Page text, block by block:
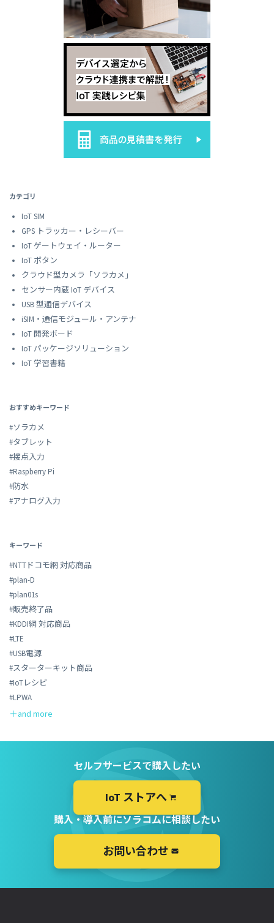
カテゴリ
IoT SIM
GPS トラッカー・レシーバー
IoT ゲートウェイ・ルーター
IoT ボタン
クラウド型カメラ「ソラカメ」
センサー内蔵 IoT デバイス
USB 型通信デバイス
iSIM・通信モジュール・アンテナ
IoT 開発ボード
IoT パッケージソリューション
IoT 学習書籍
おすすめキーワード
#ソラカメ
#タブレット
#接点入力
#Raspberry Pi
#防水
#アナログ入力
キーワード
#NTTドコモ網 対応商品
#plan-D
#plan01s
#販売終了品
#KDDI網 対応商品
#LTE
#USB電源
#スターターキット商品
#IoTレシピ
#LPWA
セルフサービスで購入したい
IoT ストアへ
購入・導入前にソラコムに相談したい
お問い合わせ